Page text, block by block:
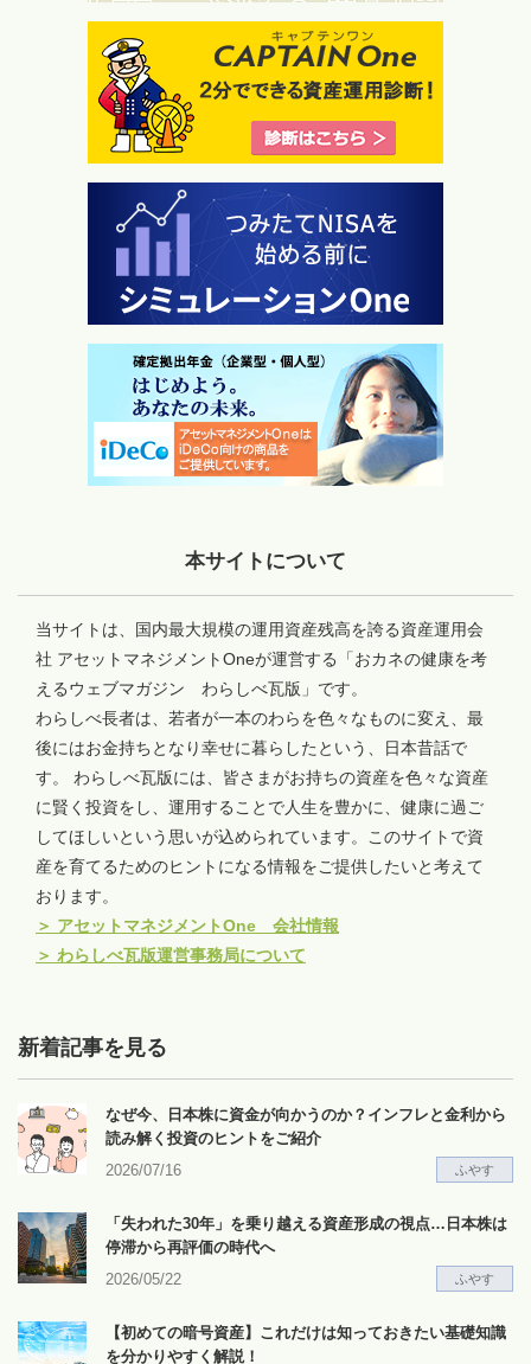
本サイトについて
当サイトは、国内最大規模の運用資産残高を誇る資産運用会
社 アセットマネジメントOneが運営する「おカネの健康を考
えるウェブマガジン わらしべ瓦版」です。
わらしべ長者は、若者が一本のわらを色々なものに変え、最
後にはお金持ちとなり幸せに暮らしたという、日本昔話で
す。 わらしべ瓦版には、皆さまがお持ちの資産を色々な資産
に賢く投資をし、運用することで人生を豊かに、健康に過ご
してほしいという思いが込められています。このサイトで資
産を育てるためのヒントになる情報をご提供したいと考えて
おります。
＞ アセットマネジメントOne 会社情報
＞ わらしべ瓦版運営事務局について
新着記事を見る
なぜ今、日本株に資金が向かうのか？インフレと金利から
読み解く投資のヒントをご紹介
2026/07/16
ふやす
「失われた30年」を乗り越える資産形成の視点…日本株は
停滞から再評価の時代へ
2026/05/22
ふやす
【初めての暗号資産】これだけは知っておきたい基礎知識
を分かりやすく解説！